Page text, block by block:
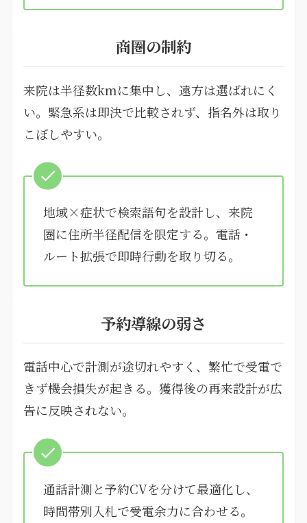
商圏の制約
来院は半径数kmに集中し、遠方は選ばれにく
い。緊急系は即決で比較されず、指名外は取り
こぼしやすい。
地域×症状で検索語句を設計し、来院
圏に住所半径配信を限定する。電話・
ルート拡張で即時行動を取り切る。
予約導線の弱さ
電話中心で計測が途切れやすく、繁忙で受電で
きず機会損失が起きる。獲得後の再来設計が広
告に反映されない。
通話計測と予約CVを分けて最適化し、
時間帯別入札で受電余力に合わせる。